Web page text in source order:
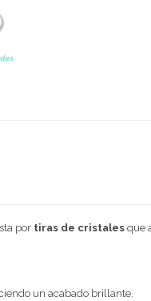
por tiras de cristalesque
un acabado brillante.